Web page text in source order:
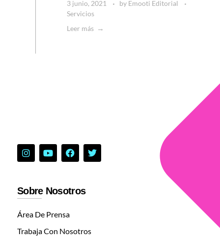
3 junio, 2021 by Emooti Editorial
Servicios
Leer más
Sobre Nosotros
Área De Prensa
Trabaja Con Nosotros